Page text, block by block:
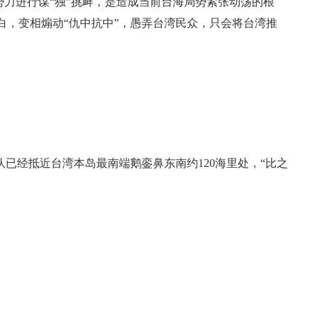
变相煽动“仇中抗中”，愚弄台湾民众，只会将台湾推
经抵近台湾本岛最南端鹅銮鼻东南约120海里处，“比之